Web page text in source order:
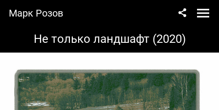
Марк Розов
Не только ландшафт (2020)